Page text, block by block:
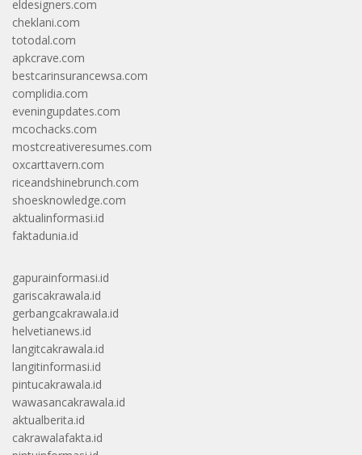
eldesigners.com
cheklani.com
totodal.com
apkcrave.com
bestcarinsurancewsa.com
complidia.com
eveningupdates.com
mcochacks.com
mostcreativeresumes.com
oxcarttavern.com
riceandshinebrunch.com
shoesknowledge.com
aktualinformasi.id
faktadunia.id
gapurainformasi.id
gariscakrawala.id
gerbangcakrawala.id
helvetianews.id
langitcakrawala.id
langitinformasi.id
pintucakrawala.id
wawasancakrawala.id
aktualberita.id
cakrawalafakta.id